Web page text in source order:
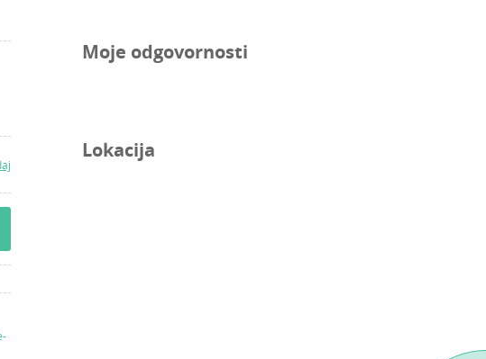
Moje odgovornosti
Lokacija